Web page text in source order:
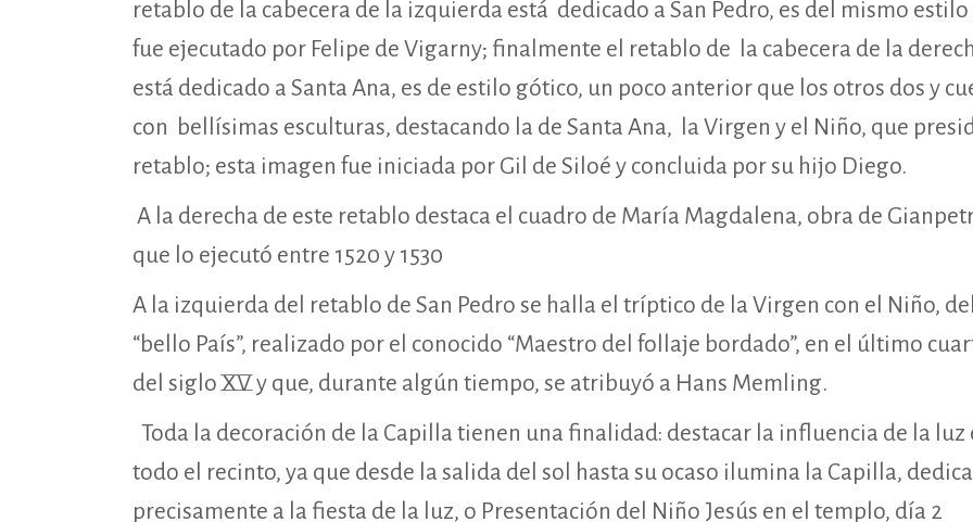
retablo de la cabecera de la izquierda está dedicado a San Pedro, es del mismo estilo
fue ejecutado por Felipe de Vigarny; finalmente el retablo de la cabecera de la
está dedicado a Santa Ana, es de estilo gótico, un poco anterior que los otros dos y
con bellísimas esculturas, destacando la de Santa Ana, la Virgen y el Niño, que
retablo; esta imagen fue iniciada por Gil de Siloé y concluida por su hijo Diego.
A la derecha de este retablo destaca el cuadro de María Magdalena, obra de
que lo ejecutó entre 1520 y 1530
A la izquierda del retablo de San Pedro se halla el tríptico de la Virgen con el Niño, del
“bello País”, realizado por el conocido “Maestro del follaje bordado”, en el último
del siglo XV y que, durante algún tiempo, se atribuyó a Hans Memling.
Toda la decoración de la Capilla tienen una finalidad: destacar la influencia de la luz
todo el recinto, ya que desde la salida del sol hasta su ocaso ilumina la Capilla,
precisamente a la fiesta de la luz, o Presentación del Niño Jesús en el templo, día 2
Pl. Sta. María, s/n, 09003
Burgos
947-204-712
Eventos
“AMIGOS DE LA
CATEDRAL ”
PIEDRAS VIVAS
Archivo
Horario